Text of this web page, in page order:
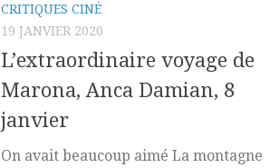
CRITIQUES CINÉ
19 JANVIER 2020
L’extraordinaire voyage de
Marona, Anca Damian, 8
janvier
On avait beaucoup aimé La montagne